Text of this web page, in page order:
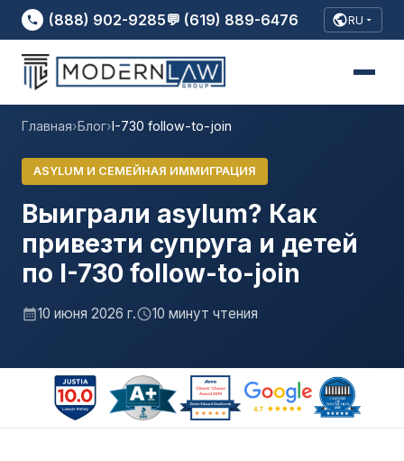
(888) 902-9285💬 (619) 889-6476 RU
Главная›Блог›I-730 follow-to-join
ASYLUM И СЕМЕЙНАЯ ИММИГРАЦИЯ
Выиграли asylum? Как
привезти супруга и детей
по I-730 follow-to-join
10 июня 2026 г. 10 минут чтения